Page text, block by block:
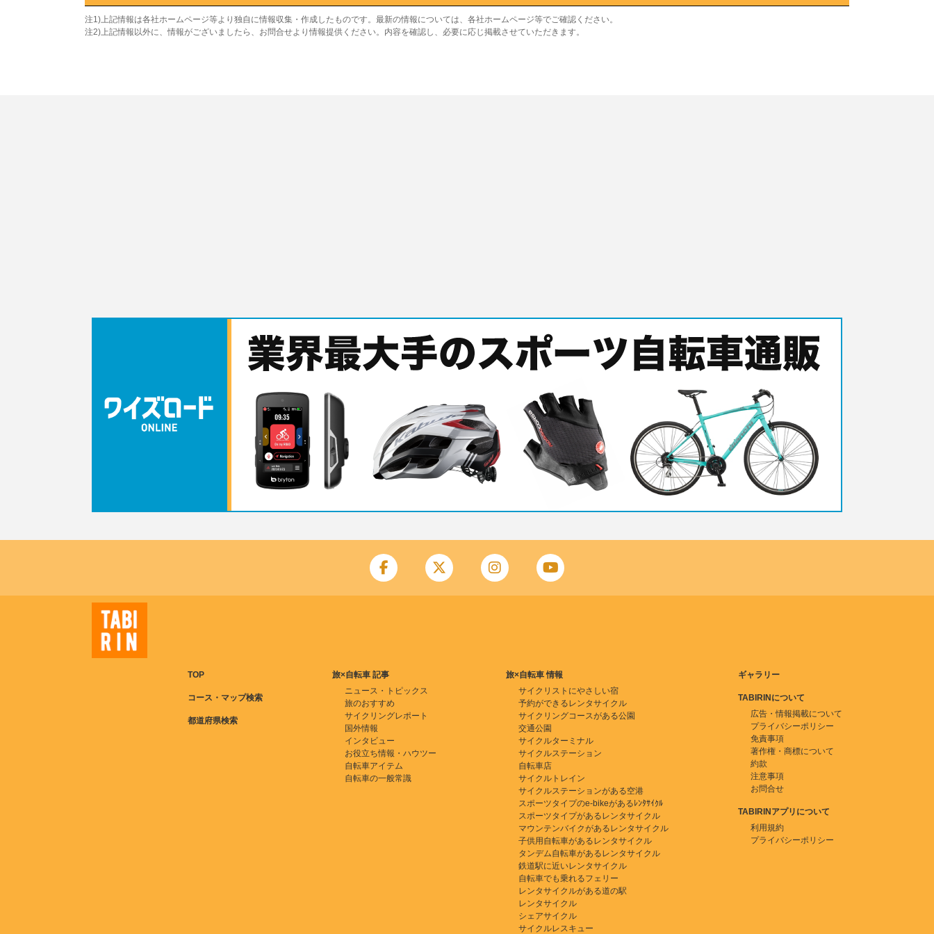
注1)上記情報は各社ホームページ等より独自に情報収集・作成したものです。最新の情報については、各社ホームページ等でご確認ください。
注2)上記情報以外に、情報がございましたら、お問合せより情報提供ください。内容を確認し、必要に応じ掲載させていただきます。
TOP
コース・マップ検索
都道府県検索
旅×自転車 記事
ニュース・トピックス
旅のおすすめ
サイクリングレポート
国外情報
インタビュー
お役立ち情報・ハウツー
自転車アイテム
自転車の一般常識
旅×自転車 情報
サイクリストにやさしい宿
予約ができるレンタサイクル
サイクリングコースがある公園
交通公園
サイクルターミナル
サイクルステーション
自転車店
サイクルトレイン
サイクルステーションがある空港
スポーツタイプのe-bikeがあるﾚﾝﾀｻｲｸﾙ
スポーツタイプがあるレンタサイクル
マウンテンバイクがあるレンタサイクル
子供用自転車があるレンタサイクル
タンデム自転車があるレンタサイクル
鉄道駅に近いレンタサイクル
自転車でも乗れるフェリー
レンタサイクルがある道の駅
レンタサイクル
シェアサイクル
サイクルレスキュー
ギャラリー
TABIRINについて
広告・情報掲載について
プライバシーポリシー
免責事項
著作権・商標について
約款
注意事項
お問合せ
TABIRINアプリについて
利用規約
プライバシーポリシー